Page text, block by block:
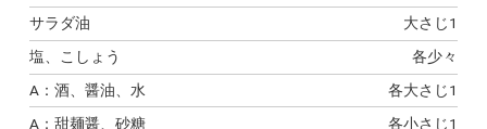
サラダ油
大さじ1
塩、こしょう
各少々
A：酒、醤油、水
各大さじ1
A：甜麺醤、砂糖
各小さじ1